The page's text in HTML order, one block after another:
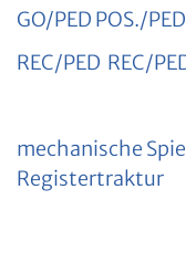
GO/PED POS./PED
REC/PED REC/
mechanische
Registertraktur